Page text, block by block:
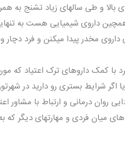
و طی سالهای زياد تشنج به
داروی شيميايی هست به
داروی مخدر پيدا ميكنن و فرد
فرد با كمک داروهای ترک اعتياد
شرايط بستری رو داريد در
روان درمانی و ارتباط با مشاور
های ميان فردی و مهارتهای ديگر